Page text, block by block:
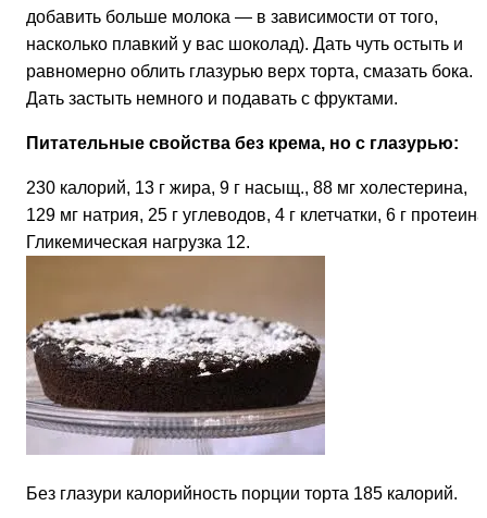
добавить больше молока — в зависимости от того,
насколько плавкий у вас шоколад). Дать чуть остыть и
равномерно облить глазурью верх торта, смазать бока.
Дать застыть немного и подавать с фруктами.
Питательные свойства без крема, но с глазурью:
230 калорий, 13 г жира, 9 г насыщ., 88 мг холестерина,
129 мг натрия, 25 г углеводов, 4 г клетчатки, 6 г
Гликемическая нагрузка 12.
Без глазури калорийность порции торта 185 калорий.